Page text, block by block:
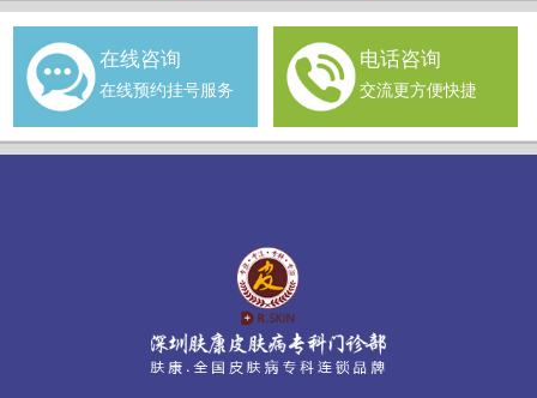
在线咨询
在线预约挂号服务
电话咨询
交流更方便快捷